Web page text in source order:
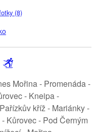
(8)
Mořina - Promenáda -
- Kneipa -
kříž - Mariánky -
Kůrovec - Pod Černým